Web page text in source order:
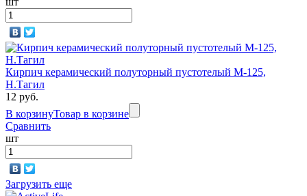
Кирпич керамический полуторный пустотелый М-125,
Н.Тагил
12 руб.
В корзинуТовар в корзине
Сравнить
шт
Загрузить еще